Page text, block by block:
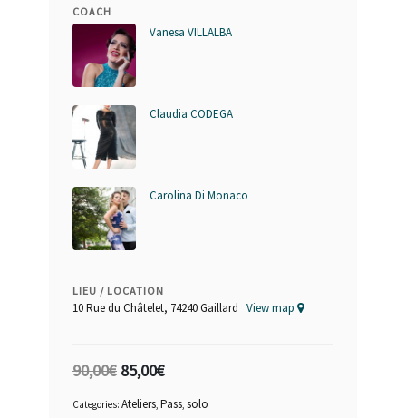
COACH
Vanesa VILLALBA
Claudia CODEGA
Carolina Di Monaco
LIEU / LOCATION
10 Rue du Châtelet, 74240 Gaillard View map
90,00€ 85,00€
Categories: Ateliers, Pass, solo